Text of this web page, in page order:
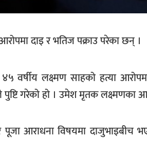
दाइ र भतिज पक्राउ परेका छन् ।
४५ वर्षीय लक्ष्मण साहको हत्या
पुष्टि गरेको हो । उमेश मृतक
आराधना विषयमा दाजुभाइबीच